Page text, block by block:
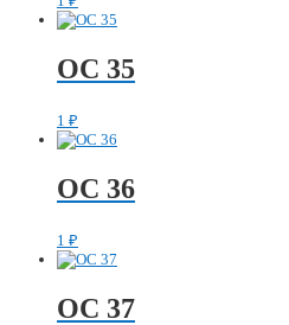
ОС 35
1 ₽
ОС 36
1 ₽
ОС 37